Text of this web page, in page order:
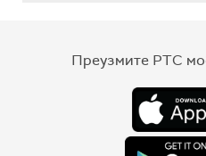
Преузмите РТС